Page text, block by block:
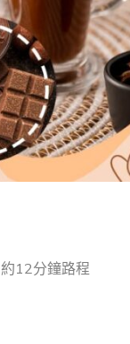
12分鐘路程